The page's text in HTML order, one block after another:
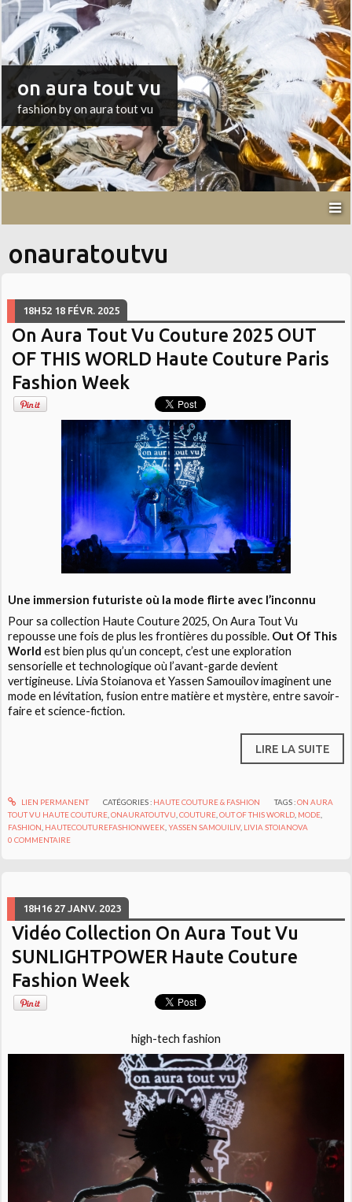
on aura tout vu
fashion by on aura tout vu
onauratoutvu
18H52 18 FÉVR. 2025
On Aura Tout Vu Couture 2025 OUT
OF THIS WORLD Haute Couture Paris
Fashion Week
Une immersion futuriste où la mode flirte avec l’inconnu
Pour sa collection Haute Couture 2025, On Aura Tout Vu
repousse une fois de plus les frontières du possible. Out Of This
World est bien plus qu’un concept, c’est une exploration
sensorielle et technologique où l’avant-garde devient
vertigineuse. Livia Stoianova et Yassen Samouilov imaginent une
mode en lévitation, fusion entre matière et mystère, entre savoir-
faire et science-fiction.
LIRE LA SUITE
LIEN PERMANENT CATÉGORIES : HAUTE COUTURE & FASHION TAGS :ON AURA
TOUT VU HAUTE COUTURE,ONAURATOUTVU,COUTURE,OUT OF THIS WORLD, MODE,
FASHION, HAUTECOUTUREFASHIONWEEK,YASSEN SAMOUILIV, LIVIA STOIANOVA
0 COMMENTAIRE
18H16 27 JANV. 2023
Vidéo Collection On Aura Tout Vu
SUNLIGHTPOWER Haute Couture
Fashion Week
high-tech fashion